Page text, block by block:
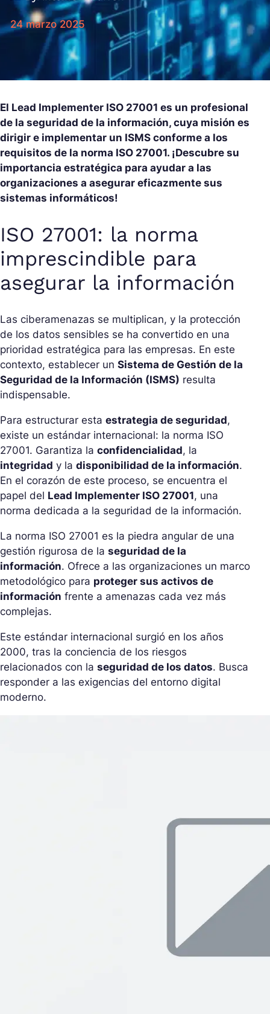
24 marzo 2025
El Lead Implementer ISO 27001 es un profesional
de la seguridad de la información, cuya misión es
dirigir e implementar un ISMS conforme a los
requisitos de la norma ISO 27001. ¡Descubre su
importancia estratégica para ayudar a las
organizaciones a asegurar eficazmente sus
sistemas informáticos!
ISO 27001: la norma
imprescindible para
asegurar la información
Las ciberamenazas se multiplican, y la protección
de los datos sensibles se ha convertido en una
prioridad estratégica para las empresas. En este
contexto, establecer un Sistema de Gestión de la
Seguridad de la Información (ISMS) resulta
indispensable.
Para estructurar esta estrategia de seguridad,
existe un estándar internacional: la norma ISO
27001. Garantiza la confidencialidad, la
integridad y la disponibilidad de la información.
En el corazón de este proceso, se encuentra el
papel del Lead Implementer ISO 27001, una
norma dedicada a la seguridad de la información.
La norma ISO 27001 es la piedra angular de una
gestión rigurosa de la seguridad de la
información. Ofrece a las organizaciones un marco
metodológico para proteger sus activos de
información frente a amenazas cada vez más
complejas.
Este estándar internacional surgió en los años
2000, tras la conciencia de los riesgos
relacionados con la seguridad de los datos. Busca
responder a las exigencias del entorno digital
moderno.